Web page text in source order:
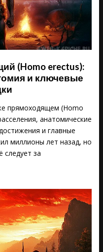
(Homo erectus):
и ключевые
прямоходящем (Homo
анатомические
и главные
миллионы лет назад, но
следует за